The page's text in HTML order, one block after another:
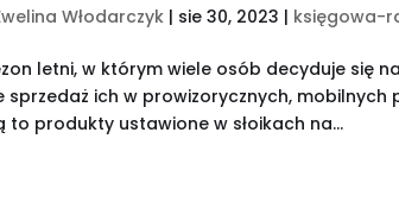
Włodarczyk | sie 30, 2023 | księgowa-
letni, w którym wiele osób decyduje się
sprzedaż ich w prowizorycznych,
to produkty ustawione w słoikach na...